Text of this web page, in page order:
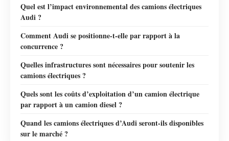
Quel est l’impact environnemental des camions électriques
Audi ?
Comment Audi se positionne-t-elle par rapport à la
concurrence ?
Quelles infrastructures sont nécessaires pour soutenir les
camions électriques ?
Quels sont les coûts d’exploitation d’un camion électrique
par rapport à un camion diesel ?
Quand les camions électriques d’Audi seront-ils disponibles
sur le marché ?